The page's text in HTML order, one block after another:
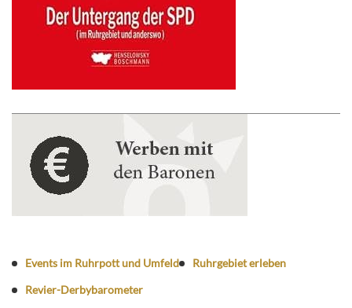
Events im Ruhrpott und Umfeld
Ruhrgebiet erleben
Revier-Derbybarometer